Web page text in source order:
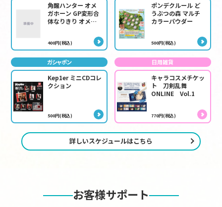
角醒ハンター オメ
ガホーン GP変形合
体なりきり オメガ
400円(税込)
ポンデクルール ど
うぶつの森 マルチ
カラーパウダー
500円(税込)
ガシャポン
Kep1er ミニCDコレ
クション
500円(税込)
日用雑貨
キャラコスメチケッ
ト 刀剣乱舞
ONLINE Vol.1
770円(税込)
詳しいスケジュールはこちら
お客様サポート